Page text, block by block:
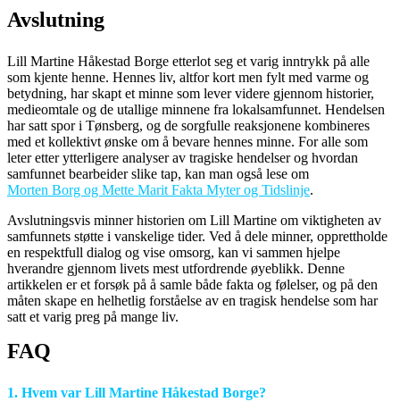
Avslutning
Lill Martine Håkestad Borge etterlot seg et varig inntrykk på alle
som kjente henne. Hennes liv, altfor kort men fylt med varme og
betydning, har skapt et minne som lever videre gjennom historier,
medieomtale og de utallige minnene fra lokalsamfunnet. Hendelsen
har satt spor i Tønsberg, og de sorgfulle reaksjonene kombineres
med et kollektivt ønske om å bevare hennes minne. For alle som
leter etter ytterligere analyser av tragiske hendelser og hvordan
samfunnet bearbeider slike tap, kan man også lese om
Morten Borg og Mette Marit Fakta Myter og Tidslinje.
Avslutningsvis minner historien om Lill Martine om viktigheten av
samfunnets støtte i vanskelige tider. Ved å dele minner, opprettholde
en respektfull dialog og vise omsorg, kan vi sammen hjelpe
hverandre gjennom livets mest utfordrende øyeblikk. Denne
artikkelen er et forsøk på å samle både fakta og følelser, og på den
måten skape en helhetlig forståelse av en tragisk hendelse som har
satt et varig preg på mange liv.
FAQ
1. Hvem var Lill Martine Håkestad Borge?